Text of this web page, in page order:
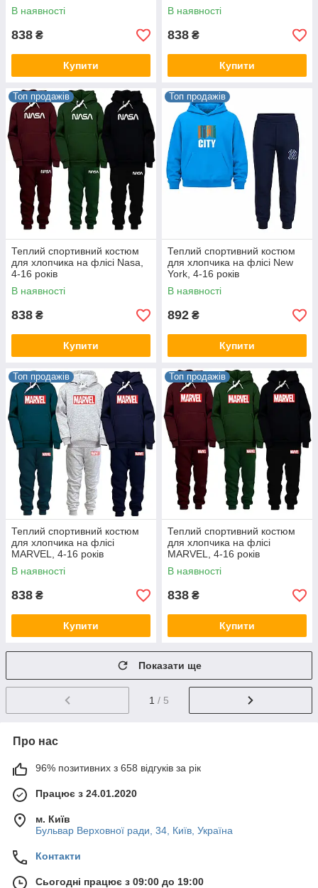
В наявності
838 ₴
Купити
В наявності
838 ₴
Купити
Топ продажів
Теплий спортивний костюм
для хлопчика на флісі Nasa,
4-16 років
В наявності
838 ₴
Купити
Топ продажів
Теплий спортивний костюм
для хлопчика на флісі New
York, 4-16 років
В наявності
892 ₴
Купити
Топ продажів
Теплий спортивний костюм
для хлопчика на флісі
MARVEL, 4-16 років
В наявності
838 ₴
Купити
Топ продажів
Теплий спортивний костюм
для хлопчика на флісі
MARVEL, 4-16 років
В наявності
838 ₴
Купити
Показати ще
1 / 5
Про нас
96% позитивних з 658 відгуків за рік
Працює з 24.01.2020
м. Київ
Бульвар Верховної ради, 34, Київ, Україна
Контакти
Сьогодні працює з 09:00 до 19:00